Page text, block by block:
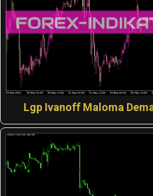
Lgp Ivanoff Maloma